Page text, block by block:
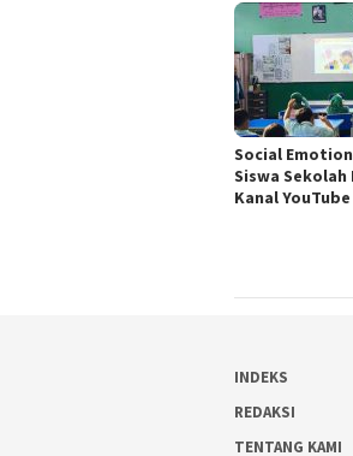
Social
Siswa Sekolah
Kanal
INDEKS
REDAKSI
TENTANG KAMI